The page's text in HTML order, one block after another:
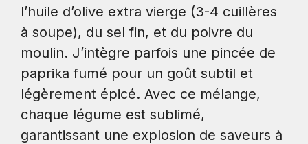
l’huile d’olive extra vierge (3-4 cuillères
à soupe), du sel fin, et du poivre du
moulin. J’intègre parfois une pincée de
paprika fumé pour un goût subtil et
légèrement épicé. Avec ce mélange,
chaque légume est sublimé,
garantissant une explosion de saveurs à